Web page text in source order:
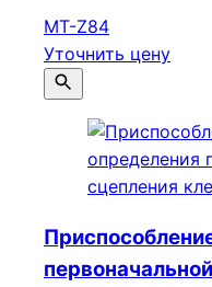
MT-Z84
Уточнить цену